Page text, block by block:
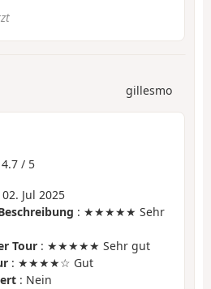
gillesmo
4.7 / 5
02. Jul 2025
: ★★★★★ Sehr
Tour : ★★★★★ Sehr gut
: ★★★★☆ Gut
: Nein